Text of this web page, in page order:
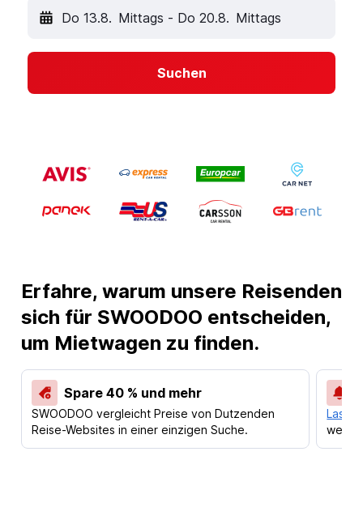
Do 13.8. Mittags - Do 20.8. Mittags
Suchen
Erfahre, warum unsere Reisenden
sich für SWOODOO entscheiden,
um Mietwagen zu finden.
Spare 40 % und mehr
SWOODOO vergleicht Preise von Dutzenden
Reise-Websites in einer einzigen Suche.
Lass